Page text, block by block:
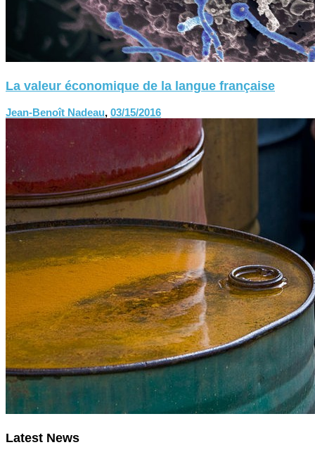
La valeur économique de la langue française
Jean-Benoît Nadeau, 03/15/2016
Latest News